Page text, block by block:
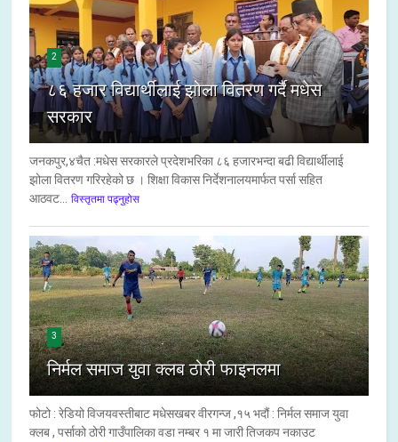
2
८६ हजार विद्यार्थीलाई झोला वितरण गर्दै मधेस
सरकार
जनकपुर,४चैत :मधेस सरकारले प्रदेशभरिका ८६ हजारभन्दा बढी विद्यार्थीलाई
झोला वितरण गरिरहेको छ । शिक्षा विकास निर्देशनालयमार्फत पर्सा सहित
आठवट...
विस्तृतमा पढ्नुहोस
3
निर्मल समाज युवा क्लब ठोरी फाइनलमा
फोटो : रेडियो विजयवस्तीबाट मधेसखबर वीरगन्ज ,१५ भदौं : निर्मल समाज युवा
क्लब , पर्साको ठोरी गाउँपालिका वडा नम्बर १ मा जारी तिजकप नकाउट